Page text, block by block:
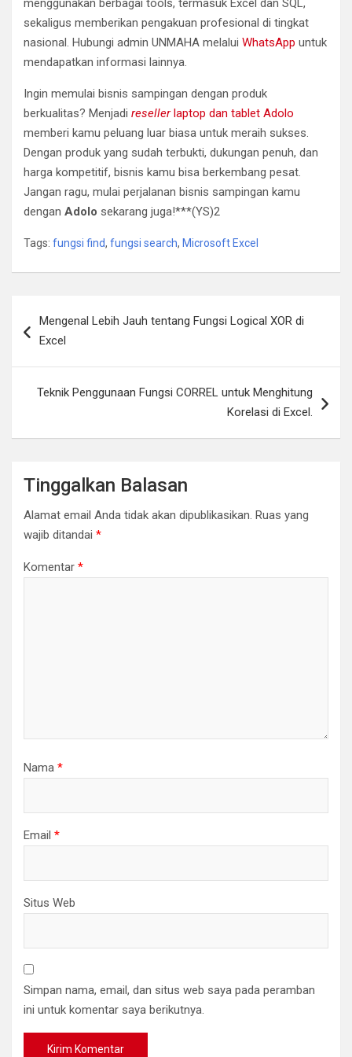
menggunakan berbagai tools, termasuk Excel dan SQL,
sekaligus memberikan pengakuan profesional di tingkat
nasional. Hubungi admin UNMAHA melalui WhatsApp untuk
mendapatkan informasi lainnya.
Ingin memulai bisnis sampingan dengan produk
berkualitas? Menjadi resellerlaptop dan tablet Adolo
memberi kamu peluang luar biasa untuk meraih sukses.
Dengan produk yang sudah terbukti, dukungan penuh, dan
harga kompetitif, bisnis kamu bisa berkembang pesat.
Jangan ragu, mulai perjalanan bisnis sampingan kamu
dengan Adolo sekarang juga!***(YS)2
Tags: fungsi find, fungsi search, Microsoft Excel
posMengenal Lebih Jauh tentang Fungsi Logical XOR di
Excel
Teknik Penggunaan Fungsi CORREL untuk Menghitung
Korelasi di Excel.
Tinggalkan Balasan
Alamat email Anda tidak akan dipublikasikan. Ruas yang
wajib ditandai *
Komentar *
Nama *
Email *
Situs Web
Simpan nama, email, dan situs web saya pada peramban
ini untuk komentar saya berikutnya.